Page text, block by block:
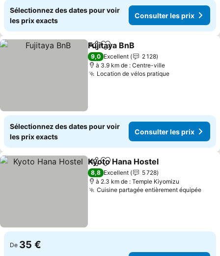
Sélectionnez des dates pour voir
les prix exacts
Consulter les prix
PartagerAjouter à mes favoris
Fujitaya BnB
9,0 Excellent
2 128
à 3.9 km de : Centre-ville
Location de vélos pratique
Sélectionnez des dates pour voir
les prix exacts
Consulter les prix
PartagerAjouter à mes favoris
Kyoto Hana Hostel
8,8 Excellent
5 728
à 2.3 km de : Temple Kiyomizu
Cuisine partagée entièrement équipée
De 35 €